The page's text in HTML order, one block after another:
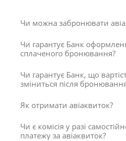
Чи можна забронювати
Чи гарантує Банк
сплаченого бронювання?
Чи гарантує Банк, що
зміниться після
Як отримати авіаквиток?
Чи є комісія у разі
платежу за авіаквиток?